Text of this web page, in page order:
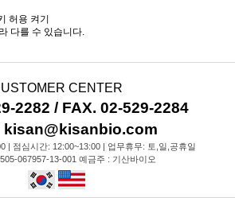
허용 켜기
다를 수 있습니다.
CENTER
2282 / FAX. 02-529-2284
kisan@kisanbio.com
| 점심시간: 12:00~13:00 | 업무휴무: 토,일,공휴일
067957-13-001 예금주 : 기산바이오